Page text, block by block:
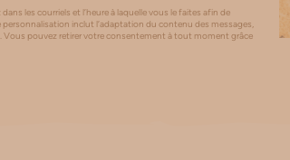
les courriels et l’heure à laquelle vous le faites afin de
inclut l’adaptation du contenu des messages,
Vous pouvez retirer votre consentement à tout moment grâce